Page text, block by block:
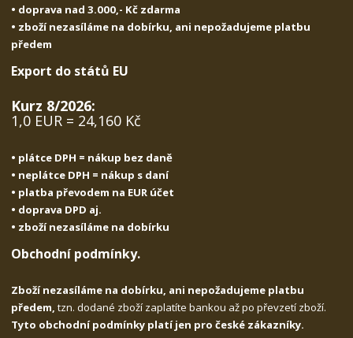
• doprava nad 3.000,- Kč zdarma
• zboží nezasíláme na dobírku, ani nepožadujeme platbu
předem
Export do států EU
Kurz 8/2026:
1,0 EUR = 24,160 Kč
• plátce DPH = nákup bez daně
• neplátce DPH = nákup s daní
• platba převodem na EUR účet
• doprava DPD aj.
• zboží nezasíláme na dobírku
Obchodní podmínky.
Zboží nezasíláme na dobírku, ani nepožadujeme platbu
předem,tzn. dodané zboží zaplatíte bankou až po převzetí zboží.
Tyto obchodní podmínky platí jen pro české zákazníky.